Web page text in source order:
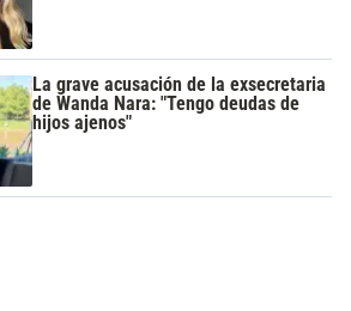
La grave acusación de la exsecretaria
de Wanda Nara: "Tengo deudas de
hijos ajenos"